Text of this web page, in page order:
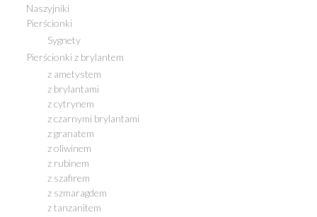
Naszyjniki
Pierścionki
Sygnety
Pierścionki z brylantem
z ametystem
z brylantami
z cytrynem
z czarnymi brylantami
z granatem
z oliwinem
z rubinem
z szafirem
z szmaragdem
z tanzanitem